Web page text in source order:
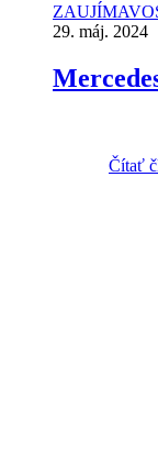
29. máj. 2024
Čítať